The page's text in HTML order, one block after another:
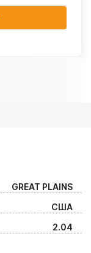
GREAT PLAINS
США
2.04